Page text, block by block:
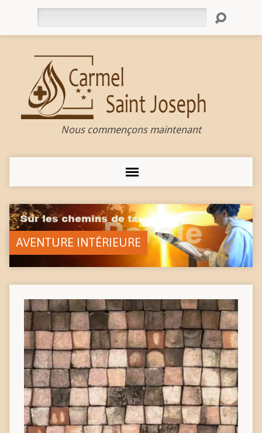
Nous commençons maintenant
AVENTURE INTÉRIEURE